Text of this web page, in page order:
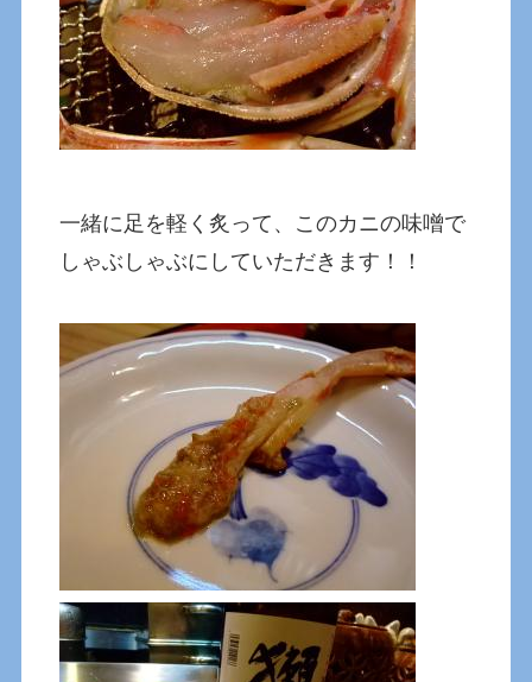
一緒に足を軽く炙って、このカニの味噌で
しゃぶしゃぶにしていただきます！！